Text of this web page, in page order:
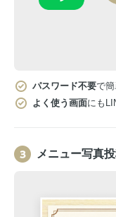
パスワード不要で
よく使う画面にも
メニュー写真